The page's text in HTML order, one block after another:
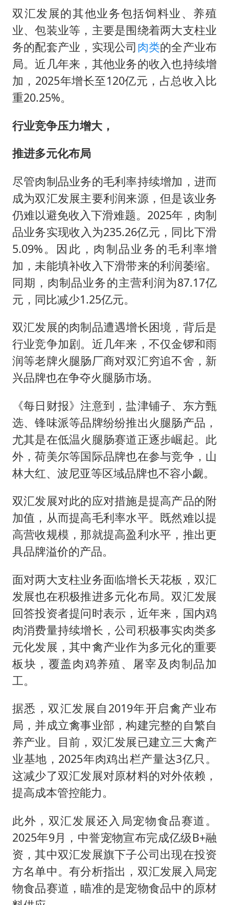
双汇发展的其他业务包括饲料业、养殖
业、包装业等，主要是围绕着两大支柱业
务的配套产业，实现公司肉类的全产业布
局。近几年来，其他业务的收入也持续增
加，2025年增长至120亿元，占总收入比
重20.25%。
行业竞争压力增大，
推进多元化布局
尽管肉制品业务的毛利率持续增加，进而
成为双汇发展主要利润来源，但是该业务
仍难以避免收入下滑难题。2025年，肉制
品业务实现收入为235.26亿元，同比下滑
5.09%。因此，肉制品业务的毛利率增
加，未能填补收入下滑带来的利润萎缩。
同期，肉制品业务的主营利润为87.17亿
元，同比减少1.25亿元。
双汇发展的肉制品遭遇增长困境，背后是
行业竞争加剧。近几年来，不仅金锣和雨
润等老牌火腿肠厂商对双汇穷追不舍，新
兴品牌也在争夺火腿肠市场。
《每日财报》注意到，盐津铺子、东方甄
选、锋味派等品牌纷纷推出火腿肠产品，
尤其是在低温火腿肠赛道正逐步崛起。此
外，荷美尔等国际品牌也在参与竞争，山
林大红、波尼亚等区域品牌也不容小觑。
双汇发展对此的应对措施是提高产品的附
加值，从而提高毛利率水平。既然难以提
高营收规模，那就提高盈利水平，推出更
具品牌溢价的产品。
面对两大支柱业务面临增长天花板，双汇
发展也在积极推进多元化布局。双汇发展
回答投资者提问时表示，近年来，国内鸡
肉消费量持续增长，公司积极事实肉类多
元化发展，其中禽产业作为多元化的重要
板块，覆盖肉鸡养殖、屠宰及肉制品加
工。
据悉，双汇发展自2019年开启禽产业布
局，并成立禽事业部，构建完整的自繁自
养产业。目前，双汇发展已建立三大禽产
业基地，2025年肉鸡出栏产量达3亿只。
这减少了双汇发展对原材料的对外依赖，
提高成本管控能力。
此外，双汇发展还入局宠物食品赛道。
2025年9月，中誉宠物宣布完成亿级B+融
资，其中双汇发展旗下子公司出现在投资
方名单中。有分析指出，双汇发展入局宠
物食品赛道，瞄准的是宠物食品中的原材